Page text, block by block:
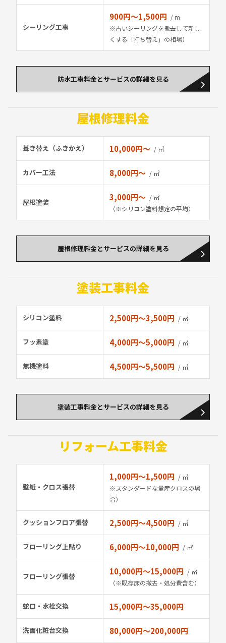
シーリング工事
900円〜1,500円 / m
※古いシーリングを撤去して新し
くする「打ち替え」の相場）
防水工事料金とサービスの詳細を見る
屋根修理料金
葺き替え（ふきかえ） 10,000円〜 / ㎡
カバー工法 8,000円〜 / ㎡
屋根塗装 3,000円〜 / ㎡
（※シリコン塗料想定の平均）
屋根修理料金とサービスの詳細を見る
塗装工事料金
シリコン塗料 2,500円〜3,500円 / ㎡
フッ素塗 4,000円〜5,000円 / ㎡
無機塗料 4,500円〜5,500円 / ㎡
塗装工事料金とサービスの詳細を見る
リフォーム工事料金
壁紙・クロス張替
1,000円〜1,500円 / ㎡
※スタンダードな量産クロスの場
合）
クッションフロア張替 2,500円〜4,500円 / ㎡
フローリング上貼り 6,000円〜10,000円 / ㎡
フローリング張替 10,000円〜15,000円 / ㎡
（※既存床の撤去・処分費含む）
蛇口・水栓交換 15,000円〜35,000円
洗面化粧台交換 80,000円〜200,000円